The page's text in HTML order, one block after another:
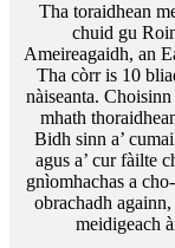
Tha toraidhean
chuid gu
Ameireagaidh, an
Tha còrr is 10
nàiseanta.
mhath
Bidh sinn a’
agus a’ cur fàilte
gnìomhachas a
obrachadh
meidigeach